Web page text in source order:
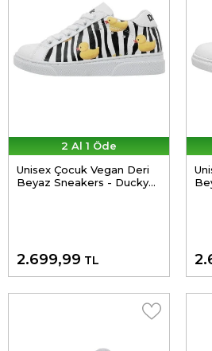
2 Al 1 Öde
Unisex Çocuk Vegan Deri
Beyaz Sneakers - Ducky
2.699,99 TL